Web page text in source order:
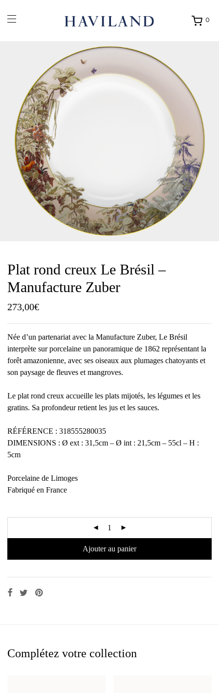
0
Ouvrir
Plat rond creux Le Brésil –
Manufacture Zuber
273,00€
Née d’un partenariat avec la Manufacture Zuber, Le Brésil
interprète sur porcelaine un panoramique de 1862 représentant la
forêt amazonienne, avec ses oiseaux aux plumages chatoyants et
son paysage de fleuves et mangroves.
Le plat rond creux accueille les plats mijotés, les légumes et les
gratins. Sa profondeur retient les jus et les sauces.
RÉFÉRENCE : 318555280035
DIMENSIONS : Ø ext : 31,5cm – Ø int : 21,5cm – 55cl – H :
5cm
Porcelaine de Limoges
Fabriqué en France
Ajouter au panier
Complétez votre collection